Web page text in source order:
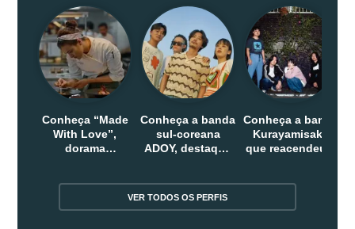
Conheça “Made
With Love”,
dorama
Conheça a banda
sul-coreana
ADOY, destaque
Conheça a banda
Kurayamisaka
que reacendeu o
VER TODOS OS PERFIS